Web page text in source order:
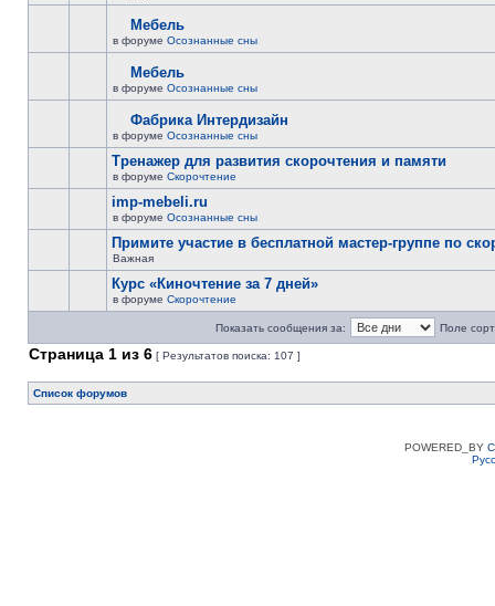
Мебель
в форуме Осознанные сны
Мебель
в форуме Осознанные сны
Фабрика Интердизайн
в форуме Осознанные сны
Тренажер для развития скорочтения и памяти
в форуме Скорочтение
imp-mebeli.ru
в форуме Осознанные сны
Примите участие в бесплатной мастер-группе по
Важная
Курс «Киночтение за 7 дней»
в форуме Скорочтение
Показать сообщения за: Поле
Страница 1 из 6 [ Результатов поиска: 107 ]
Список форумов
POWERED_BY